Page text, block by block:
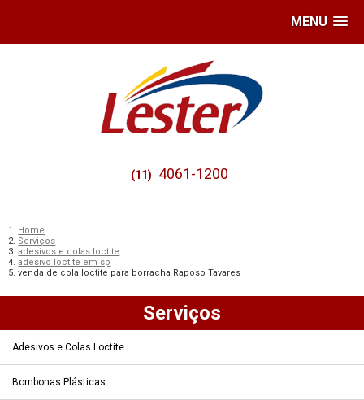
MENU
(11) 4061-1200
Home
Serviços
adesivos e colas loctite
adesivo loctite em sp
venda de cola loctite para borracha Raposo Tavares
Serviços
Adesivos e Colas Loctite
Bombonas Plásticas